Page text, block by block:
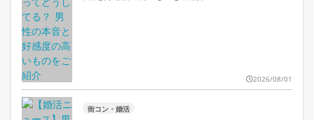
2026/08/01
街コン・婚活